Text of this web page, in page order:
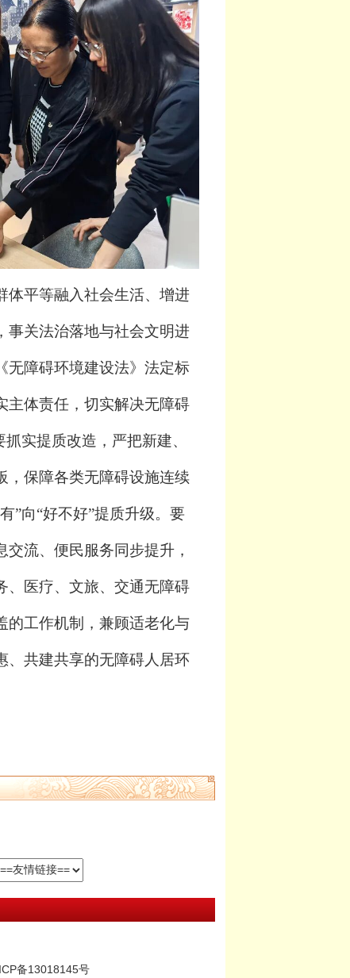
体平等融入社会生活、增进
事关法治落地与社会文明进
无障碍环境建设法》法定标
主体责任，切实解决无障碍
抓实提质改造，严把新建、
，保障各类无障碍设施连续
”向“好不好”提质升级。要
流、便民服务同步提升，
、医疗、文旅、交通无障碍
的工作机制，兼顾适老化与
、共建共享的无障碍人居环
备13018145号